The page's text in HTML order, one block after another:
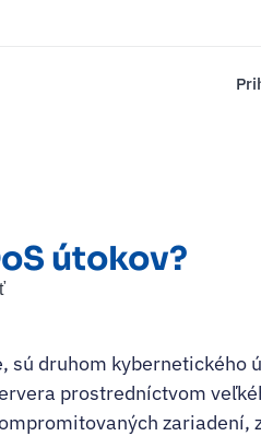
útokov?
sú druhom kybernetického
prostredníctvom
zariadení,